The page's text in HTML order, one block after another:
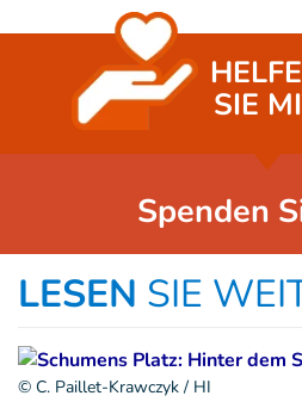
SIE
Spenden
LESEN SIE
© C. Paillet-Krawczyk / HI